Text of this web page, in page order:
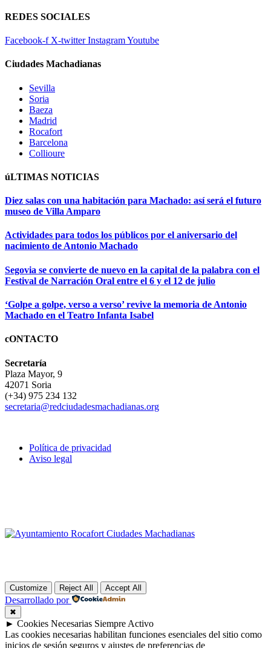
REDES SOCIALES
Facebook-f X-twitter InstagramYoutube
Ciudades Machadianas
Sevilla
Soria
Baeza
Madrid
Rocafort
Barcelona
Collioure
úLTIMAS NOTICIAS
Diez salas con una habitación para Machado: así será el futuro
museo de Villa Amparo
Actividades para todos los públicos por el aniversario del
nacimiento de Antonio Machado
Segovia se convierte de nuevo en la capital de la palabra con el
Festival de Narración Oral entre el 6 y el 12 de julio
‘Golpe a golpe, verso a verso’ revive la memoria de Antonio
Machado en el Teatro Infanta Isabel
cONTACTO
Secretaría
Plaza Mayor, 9
42071 Soria
(+34) 975 234 132
secretaria@redciudadesmachadianas.org
Política de privacidad
Aviso legal
Customize Reject All Accept All
Desarrollado por
✖
► Cookies Necesarias Siempre Activo
Las cookies necesarias habilitan funciones esenciales del sitio como
inicios de sesión seguros y ajustes de preferencias de